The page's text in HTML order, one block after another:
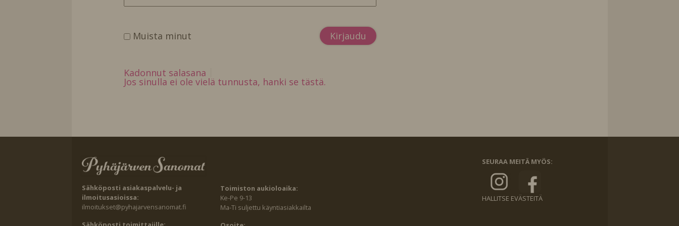
Muista minut
Kadonnut salasana
Jos sinulla ei ole vielä tunnusta, hanki se tästä.
Sähköposti asiakaspalvelu- ja
ilmoitusasioissa:
ilmoitukset@pyhajarvensanomat.fi
Toimiston aukioloaika:
Ke-Pe 9-13
Ma-Ti suljettu käyntiasiakkailta
SEURAA MEITÄ MYÖS:
HALLITSE EVÄSTEITÄ